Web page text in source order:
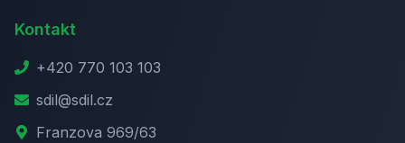
Kontakt
+420 770 103 103
sdil@sdil.cz
Franzova 969/63